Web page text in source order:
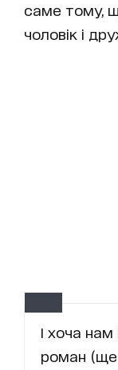
саме тому,
чоловік і
І хоча
роман